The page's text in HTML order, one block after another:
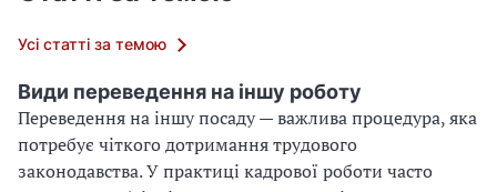
Усі статті за темою
Види переведення на іншу роботу
Переведення на іншу посаду — важлива процедура, яка
потребує чіткого дотримання трудового
законодавства. У практиці кадрової роботи часто